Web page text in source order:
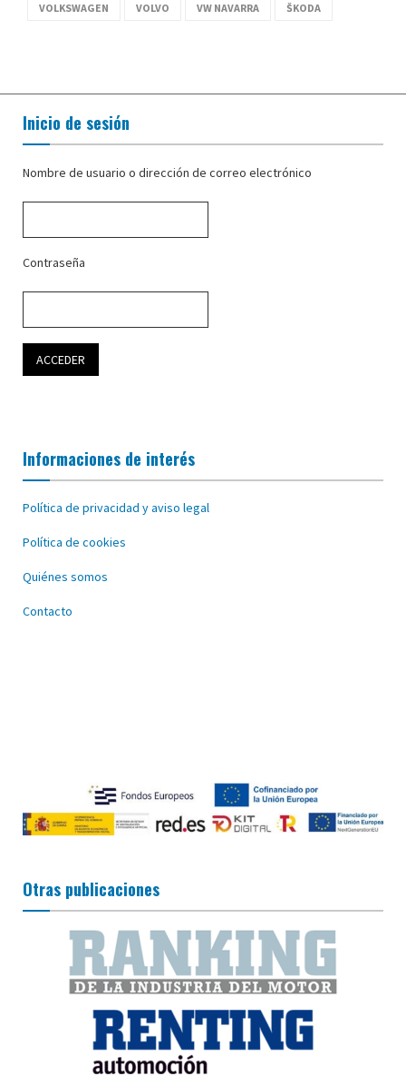
VOLKSWAGEN VOLVO VW NAVARRA ŠKODA
Inicio de sesión
Nombre de usuario o dirección de correo electrónico
Contraseña
Informaciones de interés
Política de privacidad y aviso legal
Política de cookies
Quiénes somos
Contacto
Otras publicaciones